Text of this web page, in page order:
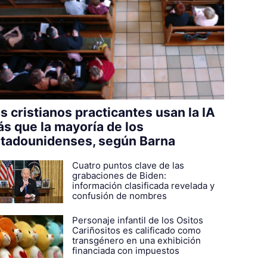
cristianos practicantes usan la IA
que la mayoría de los
según Barna
Cuatro puntos clave de las
grabaciones de Biden:
información clasificada revelada y
confusión de nombres
Personaje infantil de los Ositos
Cariñositos es calificado como
transgénero en una exhibición
financiada con impuestos